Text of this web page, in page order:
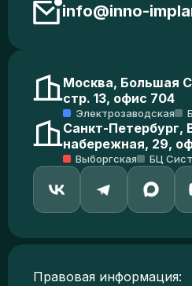
info@inno-
Москва, Большая
стр. 13, офис 704
Электрозаводская
Санкт-Петербург,
набережная, 29,
Выборгская БЦ
Правовая информация: